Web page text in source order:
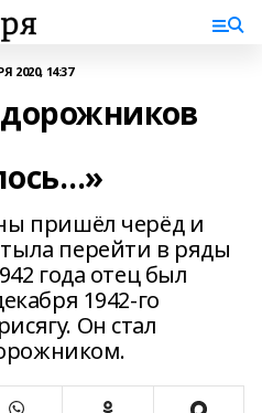
2020, 14:37
пришёл черёд и
перейти в ряды
года отец был
1942-го
Он стал